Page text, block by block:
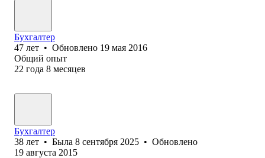
Бухгалтер
47 лет • Обновлено 19 мая 2016
Общий опыт
22 года 8 месяцев
Бухгалтер
38 лет • Была 8 сентября 2025 • Обновлено
19 августа 2015